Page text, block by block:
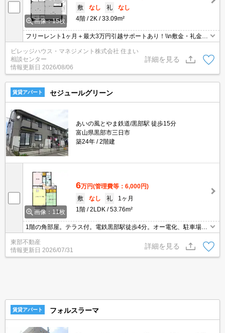
画像：15枚
敷
なし 礼
なし
4階
2K 33.09m²
フリーレント1ヶ月＋最大3万円引越サポートあり！\\n敷金・礼金・
かりする場合がございます。
ビレッジハウス・マネジメント株式会社 住まい
相談センター
情報更新日 2026/08/06
詳細を見る
賃貸アパート セジュールグリーン
あいの風とやま鉄道/黒部駅 徒歩15分
富山県黒部市三日市
築24年
2階建
画像：11枚
6万円(管理費等：6,000円)
敷
なし 礼
1ヶ月
1階
2LDK 53.76m²
1階の角部屋。テラス付。電鉄黒部駅徒歩4分。オー電化、駐車場融
東部不動産
情報更新日 2026/07/31
詳細を見る
賃貸アパート フォルスラーマ